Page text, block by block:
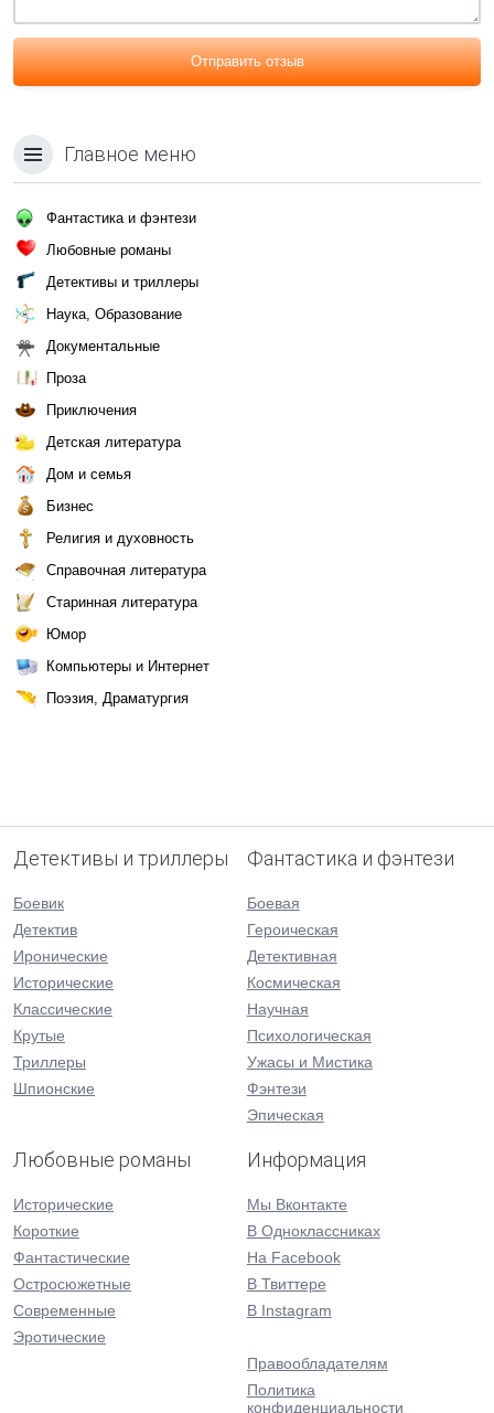
Отправить отзыв
Главное меню
Фантастика и фэнтези
Любовные романы
Детективы и триллеры
Наука, Образование
Документальные
Проза
Приключения
Детская литература
Дом и семья
Бизнес
Религия и духовность
Справочная литература
Старинная литература
Юмор
Компьютеры и Интернет
Поэзия, Драматургия
Детективы и триллеры
Боевик
Детектив
Иронические
Исторические
Классические
Крутые
Триллеры
Шпионские
Фантастика и фэнтези
Боевая
Героическая
Детективная
Космическая
Научная
Психологическая
Ужасы и Мистика
Фэнтези
Эпическая
Любовные романы
Исторические
Короткие
Фантастические
Остросюжетные
Современные
Эротические
Информация
Мы Вконтакте
В Одноклассниках
На Facebook
В Твиттере
В Instagram
Правообладателям
Политика
конфиденциальности